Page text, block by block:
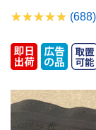
(688)